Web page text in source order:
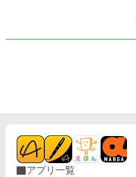
アプリ一覧